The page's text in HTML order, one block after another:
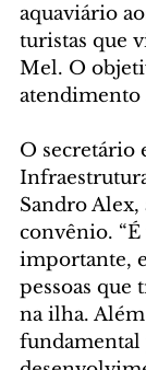
aquaviário
turistas que
Mel. O
atendimento
O secretário
Sandro Alex,
convênio. “É
importante,
pessoas que
na ilha.
fundamental